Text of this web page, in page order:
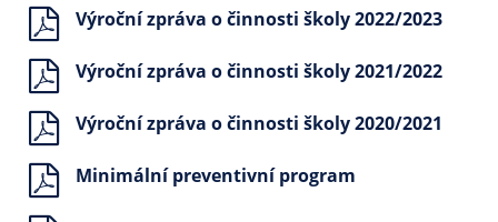
Výroční zpráva o činnosti školy 2022/2023
Výroční zpráva o činnosti školy 2021/2022
Výroční zpráva o činnosti školy 2020/2021
Minimální preventivní program